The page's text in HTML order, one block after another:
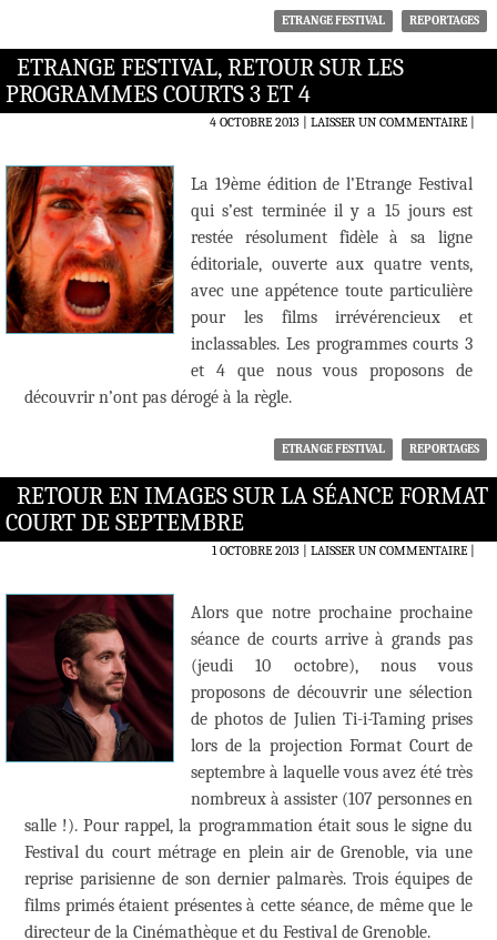
ETRANGE FESTIVAL REPORTAGES
ETRANGE FESTIVAL, RETOUR SUR LES
PROGRAMMES COURTS 3 ET 4
4 OCTOBRE 2013 LAISSER UN COMMENTAIRE|
La 19ème édition de l’Etrange Festival
qui s’est terminée il y a 15 jours est
restée résolument fidèle à sa ligne
éditoriale, ouverte aux quatre vents,
avec une appétence toute particulière
pour les films irrévérencieux et
inclassables. Les programmes courts 3
et 4 que nous vous proposons de
découvrir n’ont pas dérogé à la règle.
ETRANGE FESTIVAL REPORTAGES
RETOUR EN IMAGES SUR LA SÉANCE FORMAT
COURT DE SEPTEMBRE
1 OCTOBRE 2013 LAISSER UN COMMENTAIRE|
Alors que notre prochaine prochaine
séance de courts arrive à grands pas
(jeudi 10 octobre), nous vous
proposons de découvrir une sélection
de photos de Julien Ti-i-Taming prises
lors de la projection Format Court de
septembre à laquelle vous avez été très
nombreux à assister (107 personnes en
salle !). Pour rappel, la programmation était sous le signe du
Festival du court métrage en plein air de Grenoble, via une
reprise parisienne de son dernier palmarès. Trois équipes de
films primés étaient présentes à cette séance, de même que le
directeur de la Cinémathèque et du Festival de Grenoble.